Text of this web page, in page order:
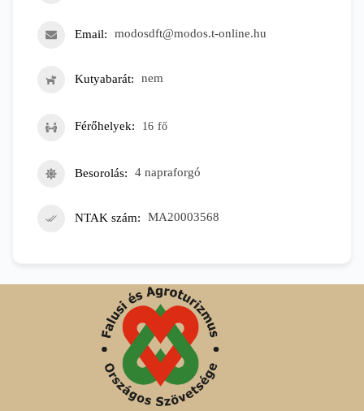
Email modosdft@modos.t-online.hu
Kutyabarát nem
Férőhelyek 16 fő
Besorolás 4 napraforgó
NTAK szám MA20003568